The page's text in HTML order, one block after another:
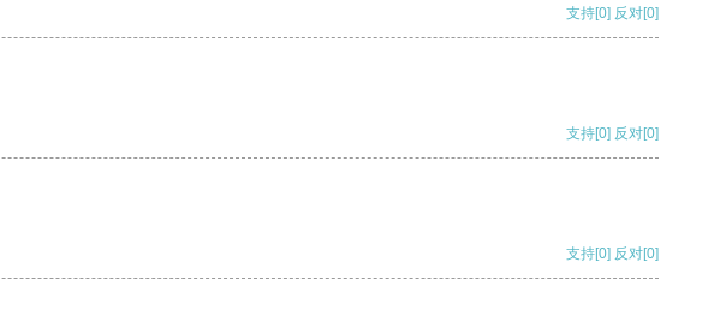
支持[0] 反对[0]
支持[0] 反对[0]
支持[0] 反对[0]